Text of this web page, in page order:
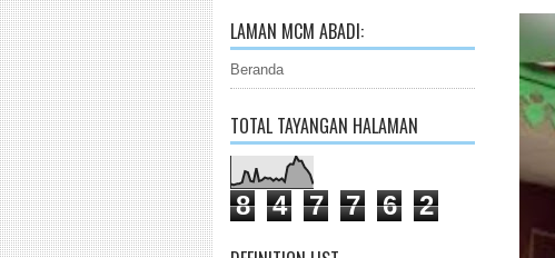
LAMAN MCM ABADI:
Beranda
TOTAL TAYANGAN HALAMAN
8 4 7 7 6 2